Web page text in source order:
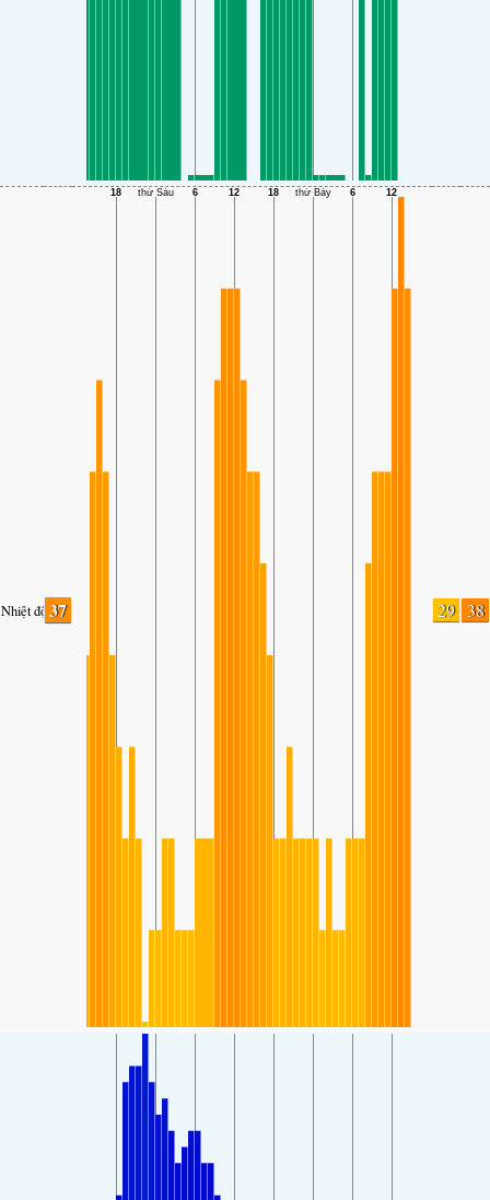
Nhiệt độ.37 29 38